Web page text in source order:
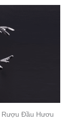
Rượu Đầu Hươu